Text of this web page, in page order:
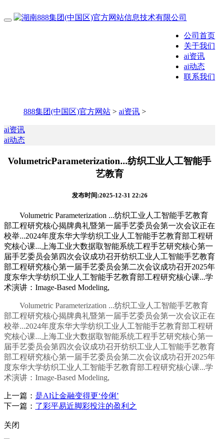
公司首页
关于我们
ai资讯
ai动态
联系我们
888集团(中国区)官方网站 > ai资讯 >
ai资讯
ai动态
VolumetricParameterization...纺织工业人工智能手
艺教育
发布时间:2025-12-31 22:26
Volumetric Parameterization ...纺织工业人工智能手艺教育
部工程研究核心揭牌典礼暨第一届手艺委员会第一次会议正在
校举...2024年度东华大学纺织工业人工智能手艺教育部工程研
究核心课...上海工业大数据取智能系统工程手艺研究核心第一
届手艺委员会第四次会议成功召开纺织工业人工智能手艺教育
部工程研究核心第一届手艺委员会第二次会议成功召开2025年
度东华大学纺织工业人工智能手艺教育部工程研究核心课...学
术演讲：Image-Based Modeling,
Volumetric Parameterization ...纺织工业人工智能手艺教育
部工程研究核心揭牌典礼暨第一届手艺委员会第一次会议正在
校举...2024年度东华大学纺织工业人工智能手艺教育部工程研
究核心课...上海工业大数据取智能系统工程手艺研究核心第一
届手艺委员会第四次会议成功召开纺织工业人工智能手艺教育
部工程研究核心第一届手艺委员会第二次会议成功召开2025年
度东华大学纺织工业人工智能手艺教育部工程研究核心课...学
术演讲：Image-Based Modeling,
上一篇： 是AI让金融变得更‘伶俐’
下一篇： 了彩平易近脚彩投注的盈利之
关闭